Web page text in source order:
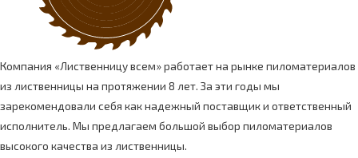
Компания «Лиственницу всем» работает на рынке пиломатериалов
из лиственницы на протяжении 8 лет. За эти годы мы
зарекомендовали себя как надежный поставщик и ответственный
исполнитель. Мы предлагаем большой выбор пиломатериалов
высокого качества из лиственницы.